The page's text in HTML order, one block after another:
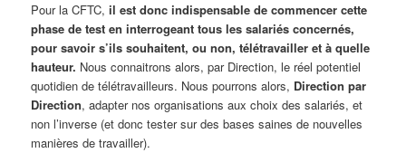
Pour la CFTC,il est donc indispensable de commencer cette
phase de test en interrogeant tous les salariés concernés,
pour savoir s’ils souhaitent, ou non, télétravailler et à quelle
hauteur. Nous connaitrons alors, par Direction, le réel potentiel
quotidien de télétravailleurs. Nous pourrons alors, Direction par
Direction, adapter nos organisations aux choix des salariés, et
non l’inverse (et donc tester sur des bases saines de nouvelles
manières de travailler).